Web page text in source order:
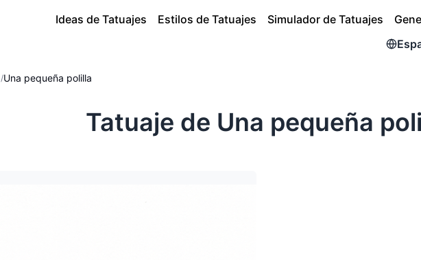
Ideas de Tatuajes Estilos de Tatuajes Simulador de Tatuajes
/Una pequeña polilla
Tatuaje de Una pequeña